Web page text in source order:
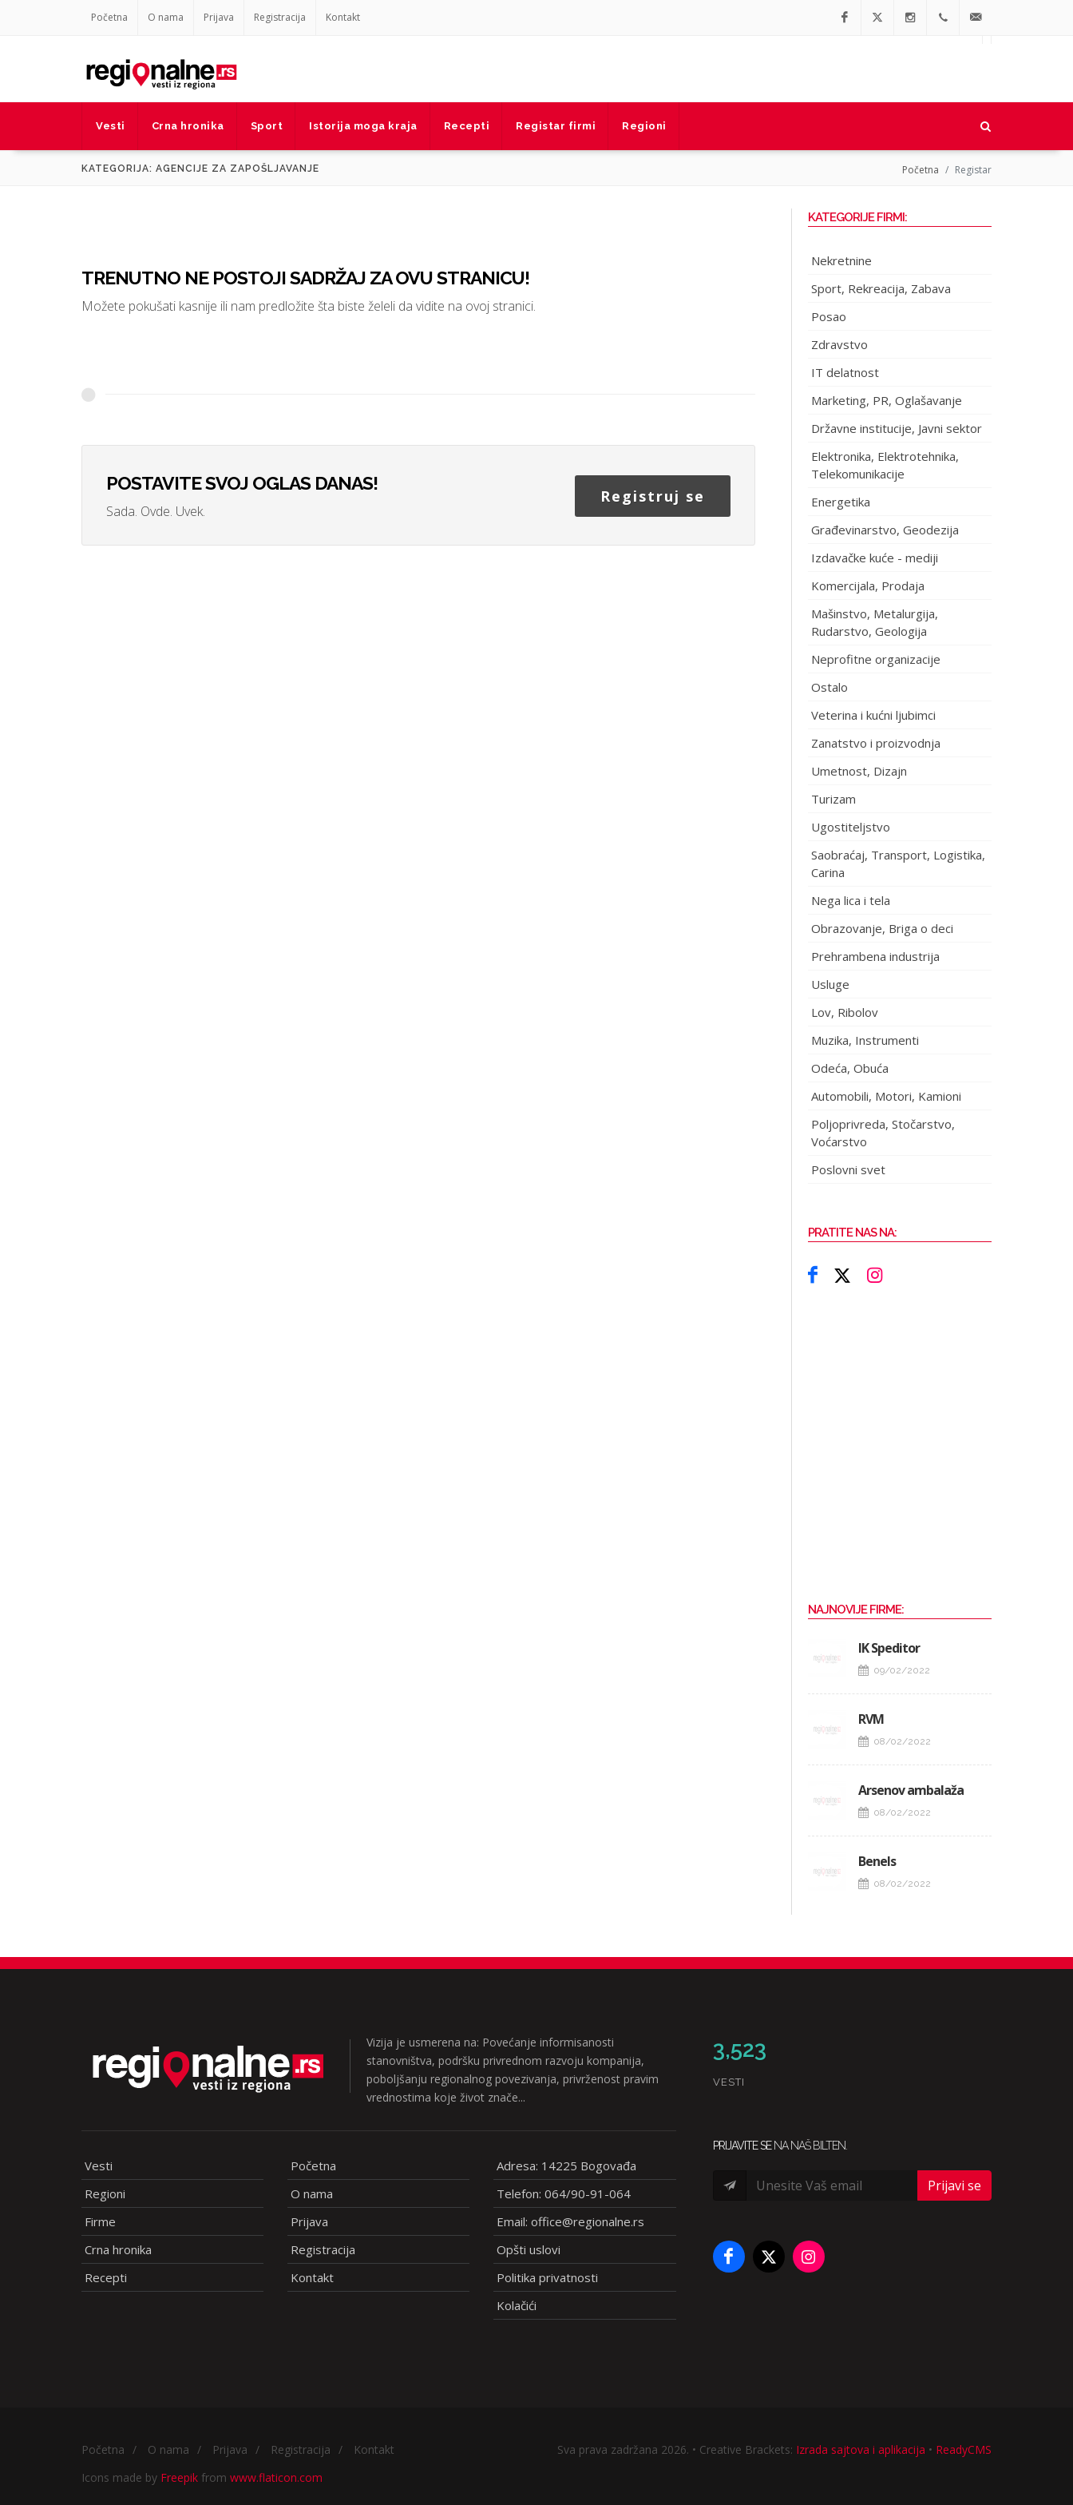
Početna O nama Prijava Registracija Kontakt
Vesti Crna hronika Sport Istorija moga kraja Recepti Registar firmi Regioni
KATEGORIJA: AGENCIJE ZA ZAPOŠLJAVANJE Početna Registar
TRENUTNO NE POSTOJI SADRŽAJ ZA OVU STRANICU!
Možete pokušati kasnije ili nam predložite šta biste želeli da vidite na ovoj stranici.
POSTAVITE SVOJ OGLAS DANAS!
Sada. Ovde. Uvek.
Registruj se
KATEGORIJE FIRMI:
Nekretnine
Sport, Rekreacija, Zabava
Posao
Zdravstvo
IT delatnost
Marketing, PR, Oglašavanje
Državne institucije, Javni sektor
Elektronika, Elektrotehnika,
Telekomunikacije
Energetika
Građevinarstvo, Geodezija
Izdavačke kuće - mediji
Komercijala, Prodaja
Mašinstvo, Metalurgija,
Rudarstvo, Geologija
Neprofitne organizacije
Ostalo
Veterina i kućni ljubimci
Zanatstvo i proizvodnja
Umetnost, Dizajn
Turizam
Ugostiteljstvo
Saobraćaj, Transport, Logistika,
Carina
Nega lica i tela
Obrazovanje, Briga o deci
Prehrambena industrija
Usluge
Lov, Ribolov
Muzika, Instrumenti
Odeća, Obuća
Automobili, Motori, Kamioni
Poljoprivreda, Stočarstvo,
Voćarstvo
Poslovni svet
PRATITE NAS NA:
NAJNOVIJE FIRME:
IK Speditor
09/02/2022
RVM
08/02/2022
Arsenov ambalaža
08/02/2022
Benels
08/02/2022
Vizija je usmerena na: Povećanje informisanosti
stanovništva, podršku privrednom razvoju kompanija,
poboljšanju regionalnog povezivanja, privrženost pravim
vrednostima koje život znače...
Vesti
Regioni
Firme
Crna hronika
Recepti
Početna
O nama
Prijava
Registracija
Kontakt
Adresa: 14225 Bogovađa
Telefon: 064/90-91-064
Email: office@regionalne.rs
Opšti uslovi
Politika privatnosti
Kolačići
3,523
VESTI
PRIJAVITE SENA NAŠ BILTEN.
Prijavi se
Početna / O nama / Prijava / Registracija /
Kontakt
Icons made by Freepik from www.flaticon.com
Sva prava zadržana 2026. • Creative Brackets: Izrada sajtova i aplikacija • ReadyCMS